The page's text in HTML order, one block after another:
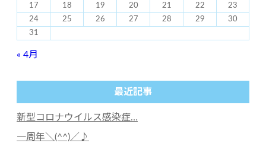
17
18 19 20 21 22
23
24
25 26 27 28 29
30
31
« 4月
最近記事
新型コロナウイルス感染症…
一周年＼(^^)／♪